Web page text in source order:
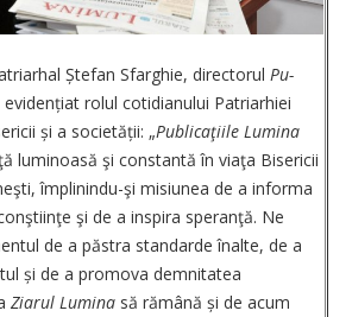
Ștefan Sfarghie, directorul Pu­
evidențiat rolul cotidianului Patriarhiei
și a so­cietății: „Publicaţiile Lumina
luminoasă şi constantă în viaţa Bisericii
împlinindu-şi misiunea de a informa
şi de a inspira speranţă. Ne
de a păstra standarde ­înalte, de a
și de a promova demnitatea
Ziarul Lumina să rămână și de acum